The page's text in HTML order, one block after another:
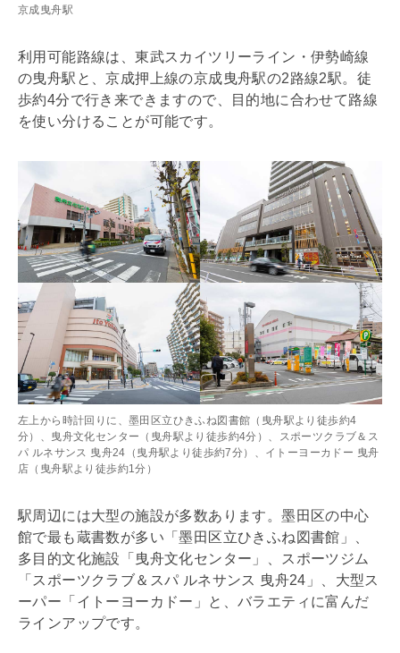
京成曳舟駅
利用可能路線は、東武スカイツリーライン・伊勢崎線
の曳舟駅と、京成押上線の京成曳舟駅の2路線2駅。徒
歩約4分で行き来できますので、目的地に合わせて路線
を使い分けることが可能です。
左上から時計回りに、墨田区立ひきふね図書館（曳舟駅より徒歩約4
分）、曳舟文化センター（曳舟駅より徒歩約4分）、スポーツクラブ＆ス
パ ルネサンス 曳舟24（曳舟駅より徒歩約7分）、イトーヨーカドー 曳舟
店（曳舟駅より徒歩約1分）
駅周辺には大型の施設が多数あります。墨田区の中心
館で最も蔵書数が多い「墨田区立ひきふね図書館」、
多目的文化施設「曳舟文化センター」、スポーツジム
「スポーツクラブ＆スパ ルネサンス 曳舟24」、大型ス
ーパー「イトーヨーカドー」と、バラエティに富んだ
ラインアップです。